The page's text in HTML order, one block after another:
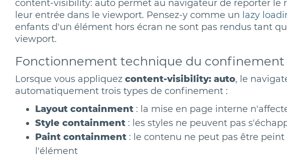
content-visibility: auto permet au navigateur de reporter le
leur entrée dans le viewport. Pensez-y comme un lazy
enfants d'un élément hors écran ne sont pas rendus tant
viewport.
Fonctionnement technique du confinement
Lorsque vous appliquez content-visibility: auto, le
automatiquement trois types de confinement :
Layout containment : la mise en page interne
Style containment : les styles ne peuvent pas
Paint containment : le contenu ne peut pas être
l'élément